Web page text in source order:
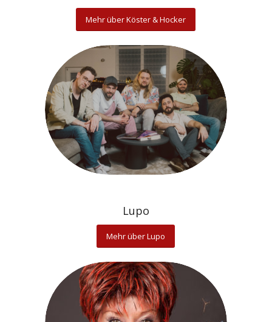
Mehr über Köster & Hocker
Lupo
Mehr über Lupo